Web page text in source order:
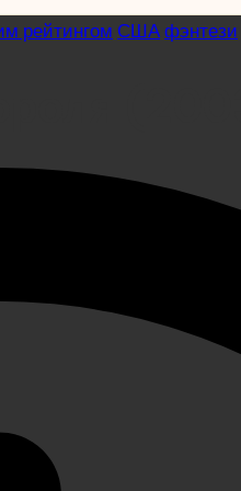
рейтингом СШАфэнтези